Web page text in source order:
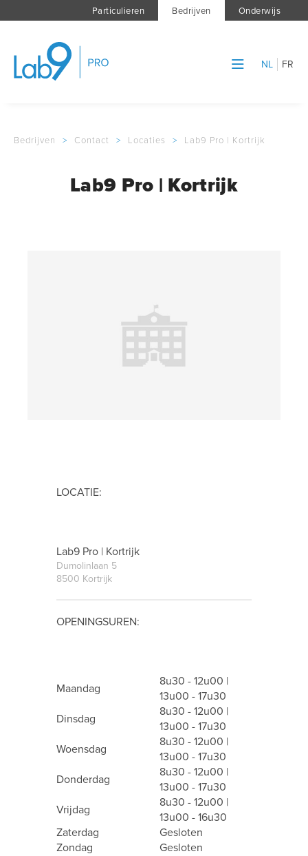
Particulieren Bedrijven Onderwijs
NL FR
Bedrijven > Contact > Locaties > Lab9 Pro | Kortrijk
Lab9 Pro | Kortrijk
LOCATIE:
Lab9 Pro | Kortrijk
Dumolinlaan 5
8500 Kortrijk
OPENINGSUREN:
Maandag
8u30 - 12u00 |
13u00 - 17u30
Dinsdag
8u30 - 12u00 |
13u00 - 17u30
Woensdag
8u30 - 12u00 |
13u00 - 17u30
Donderdag
8u30 - 12u00 |
13u00 - 17u30
Vrijdag
8u30 - 12u00 |
13u00 - 16u30
Zaterdag
Gesloten
Zondag
Gesloten